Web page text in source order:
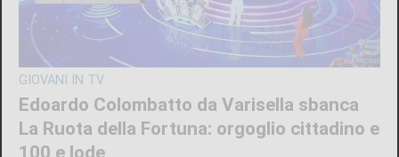
GIOVANI IN TV
Edoardo Colombatto da Varisella sbanca
La Ruota della Fortuna: orgoglio cittadino e
100 e lode